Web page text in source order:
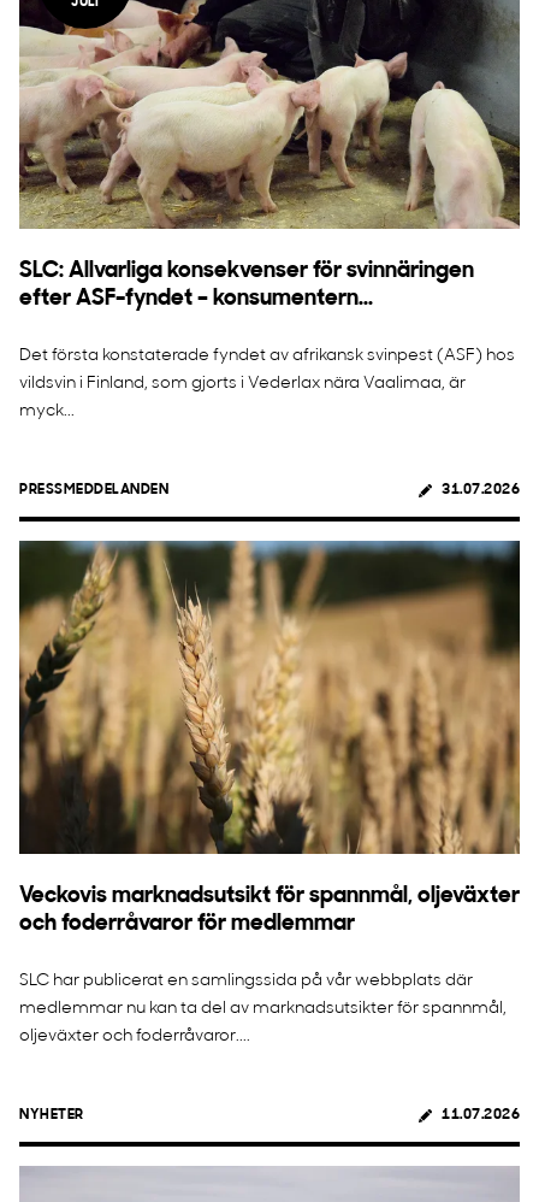
SLC: Allvarliga konsekvenser för svinnäringen
efter ASF-fyndet – konsumentern...
Det första konstaterade fyndet av afrikansk svinpest (ASF) hos
vildsvin i Finland, som gjorts i Vederlax nära Vaalimaa, är
myck...
PRESSMEDDELANDEN 31.07.2026
Veckovis marknadsutsikt för spannmål, oljeväxter
och foderråvaror för medlemmar
SLC har publicerat en samlingssida på vår webbplats där
medlemmar nu kan ta del av marknadsutsikter för spannmål,
oljeväxter och foderråvaror....
NYHETER 11.07.2026